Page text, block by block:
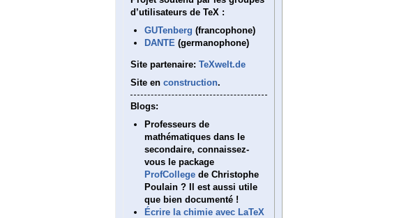
d’utilisateurs de TeX :
GUTenberg (francophone)
DANTE (germanophone)
Site partenaire: TeXwelt.de
Site en construction.
Blogs:
Professeurs de
mathématiques dans le
secondaire, connaissez-
vous le package
ProfCollege de Christophe
Poulain ? Il est aussi utile
que bien documenté !
Écrire la chimie avec LaTeX